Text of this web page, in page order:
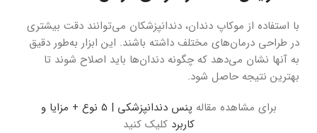
با استفاده از موکاپ دندان، دندانپزشکان می‌توانند دقت بیشتری
در طراحی درمان‌های مختلف داشته باشند. این ابزار به‌طور دقیق
به آنها نشان می‌دهد که چگونه دندان‌ها باید اصلاح شوند تا
بهترین نتیجه حاصل شود.
برای مشاهده مقاله
پنس دندانپزشکی | 5 نوع + مزایا و
کاربرد کلیک کنید